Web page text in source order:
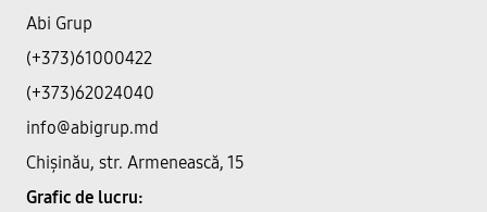
Abi Grup
(+373)61000422
(+373)62024040
info@abigrup.md
Chișinău, str. Armenească, 15
Grafic de lucru: